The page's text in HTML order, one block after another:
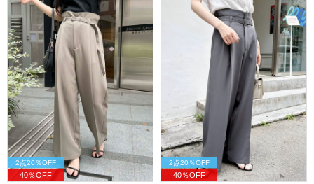
2点20％OFF
40％OFF
2点20％OFF
40％OFF